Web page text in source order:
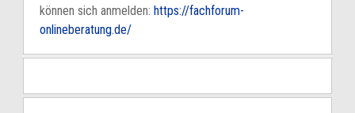
können sich anmelden: https://fachforum-
onlineberatung.de/